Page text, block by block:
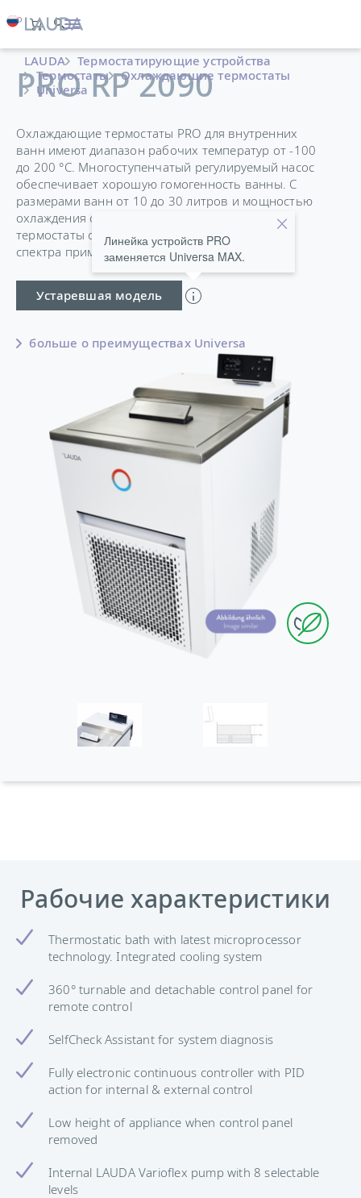
LAUDA
Термостатирующие устройства
Термостаты
Охлаждающие термостаты
Universa
PRO RP 2090
Охлаждающие термостаты PRO для внутренних
ванн имеют диапазон рабочих температур от -100
до 200 °C. Многоступенчатый регулируемый насос
обеспечивает хорошую гомогенность ванны. С
размерами ванн от 10 до 30 литров и мощностью
охлаждения от 0,4 до 1,5 кВт, охлаждаемые
термостаты с ванной подходят для широкого
спектра применений.
Устаревшая модель
Линейка устройств PRO
заменяется Universa MAX.
больше о преимуществах Universa
Рабочие характеристики
Thermostatic bath with latest microprocessor
technology. Integrated cooling system
360° turnable and detachable control panel for
remote control
SelfCheck Assistant for system diagnosis
Fully electronic continuous controller with PID
action for internal & external control
Low height of appliance when control panel
removed
Internal LAUDA Varioflex pump with 8 selectable
levels